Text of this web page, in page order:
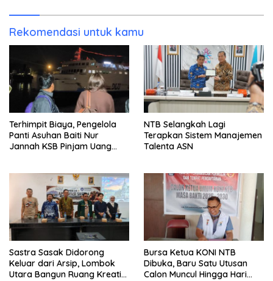
Rekomendasi untuk kamu
Terhimpit Biaya, Pengelola
Panti Asuhan Baiti Nur
Jannah KSB Pinjam Uang
Kunjung Tuntas
NTB Selangkah Lagi
Terapkan Sistem Manajemen
Talenta ASN
Sastra Sasak Didorong
Keluar dari Arsip, Lombok
Utara Bangun Ruang Kreatif
Bursa Ketua KONI NTB
Dibuka, Baru Satu Utusan
Calon Muncul Hingga Hari